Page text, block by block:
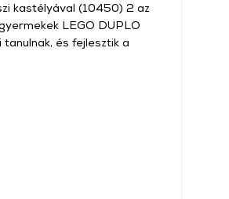
kastélyával (10450) 2 az
LEGO DUPLO
és fejlesztik a